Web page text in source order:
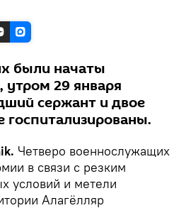
были начаты
утром 29 января
сержант и двое
Четверо военнослужащих
в связи с резким
условий и метели
Алагёлляр